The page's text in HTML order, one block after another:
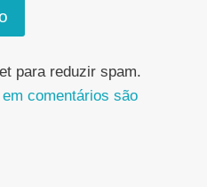
para reduzir spam.
comentários são